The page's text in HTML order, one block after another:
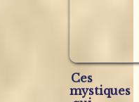
Ces
mystiques